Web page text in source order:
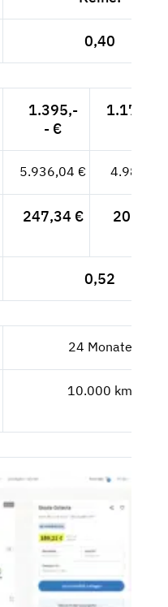
0,40
1.395,-
- €
5.936,04 € 4.988,27
247,34 € 207,84
0,52
24 Monate
10.000 km